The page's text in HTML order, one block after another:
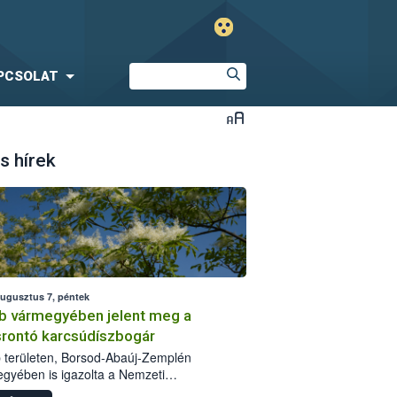
hírek
7, péntek
vármegyében jelent meg a
karcsúdíszbogár
területen, Borsod-Abaúj-Zemplén
is igazolta a Nemzeti
biztonsági Hivatal (Nébih) a